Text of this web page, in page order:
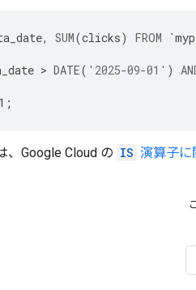
, SUM(clicks) FROM `
> DATE( '2025-09-01' )
1 ;
、Google Cloud の IS 演算子に